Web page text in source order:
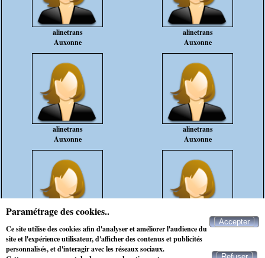
Paramétrage des cookies..
Ce site utilise des cookies afin d'analyser et améliorer l'audience du
site et l'expérience utilisateur, d'afficher des contenus et publicités
personnalisés, et d'interagir avec les réseaux sociaux.
Accepter
alinetrans
Auxonne
alinetrans
Auxonne
alinetrans
Auxonne
alinetrans
Auxonne
alinetrans
Auxonne
alinetrans
Auxonne